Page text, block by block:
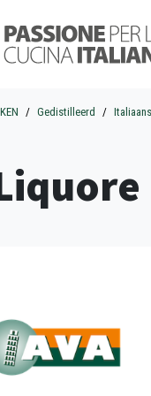
Gedistilleerd